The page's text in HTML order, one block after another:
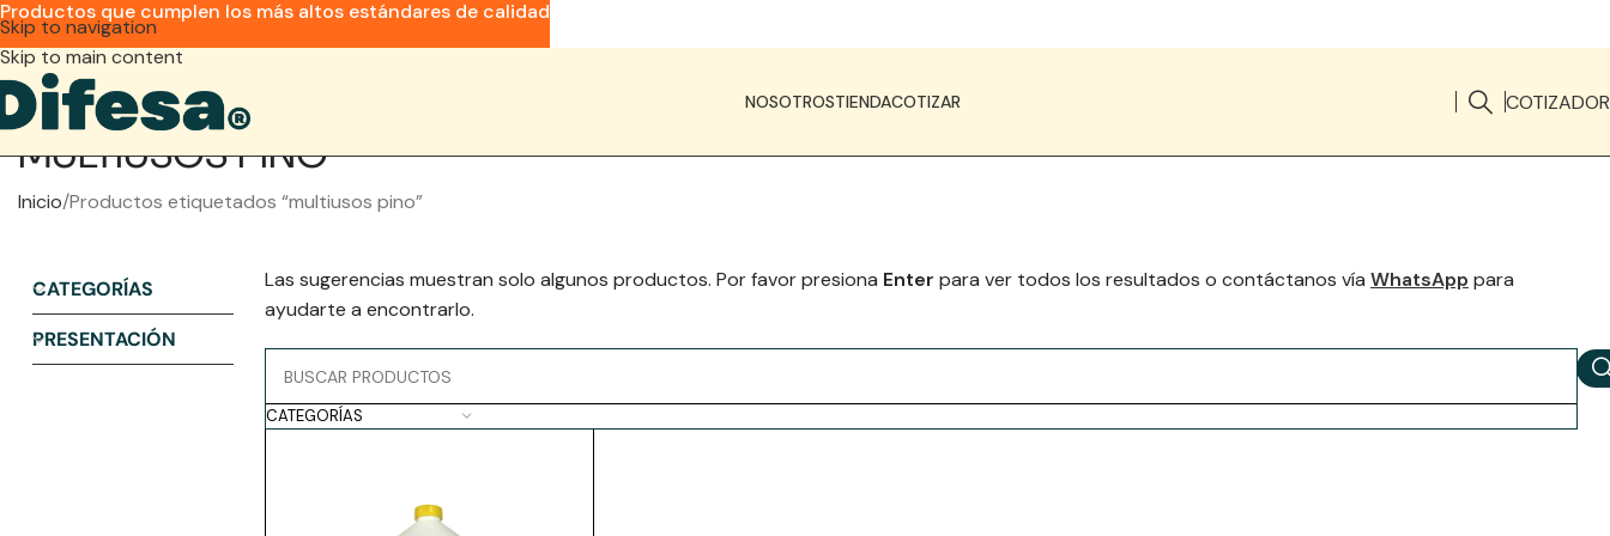
Skip to navigation
Skip to main content
NOSOTROSTIENDACOTIZAR COTIZADOR
MULTIUSOS PINO
Inicio Productos etiquetados “multiusos pino”
CATEGORÍAS
PRESENTACIÓN
Las sugerencias muestran solo algunos productos. Por favor presiona Enter para ver todos los resultados o contáctanos vía WhatsApp para
ayudarte a encontrarlo.
CATEGORÍAS
Productos que cumplen los más altos estándares de calidad